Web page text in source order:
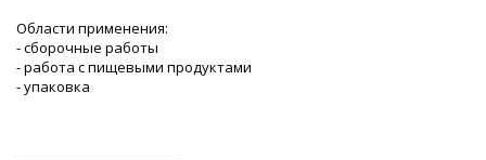
Области применения:
- сборочные работы
- работа с пищевыми продуктами
- упаковка